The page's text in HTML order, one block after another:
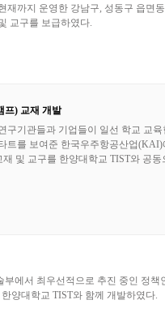
재까지 운영한 강남구, 성동구 읍면
교구를 보급하였다.
프) 교재 개발
구기관들과 기업들이 일선 학교 교
트를 보여준 한국우주항공산업(KAI)
및 교구를 한양대학교 TIST와 공
에서 최우선적으로 추진 중인 정책
양대학교 TIST와 함께 개발하였다.